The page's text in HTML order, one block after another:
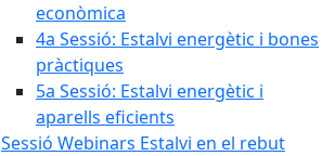
econòmica
4a Sessió: Estalvi energètic i bones
pràctiques
5a Sessió: Estalvi energètic i
aparells eficients
Sessió Webinars Estalvi en el rebut